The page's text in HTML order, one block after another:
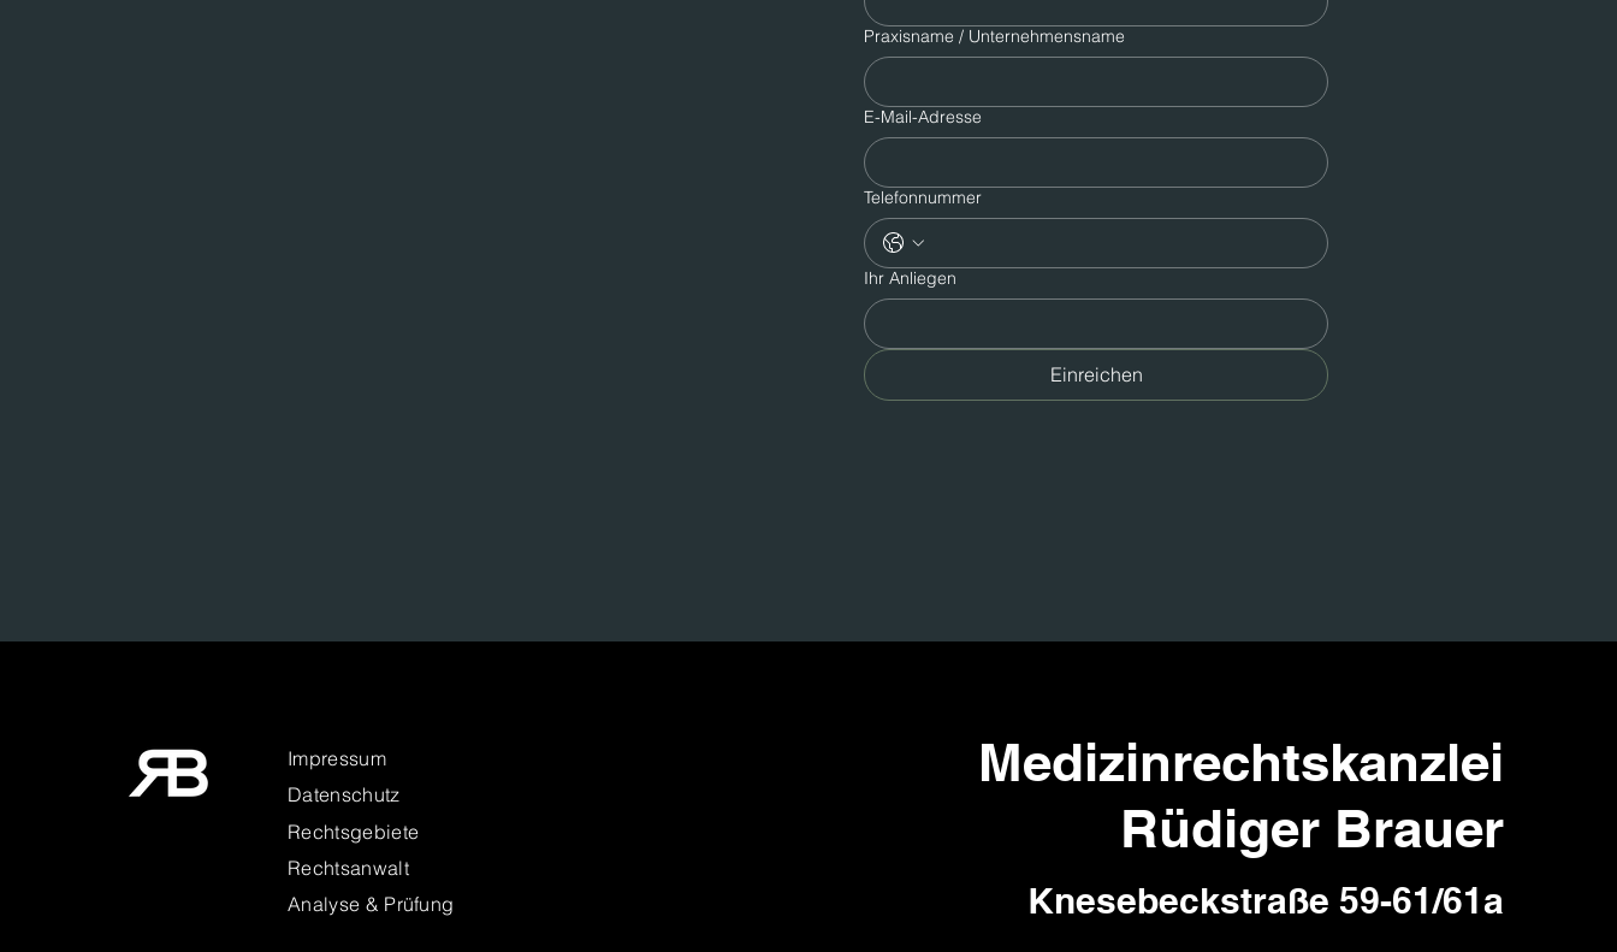
Praxisname / Unternehmensname
E-Mail-Adresse
Telefonnummer
Ihr Anliegen
Einreichen
Impressum
Datenschutz
Rechtsgebiete
Rechtsanwalt
Analyse & Prüfung
Medizinrechtskanzlei
Rüdiger Brauer
Knesebeckstraße 59-61/61a